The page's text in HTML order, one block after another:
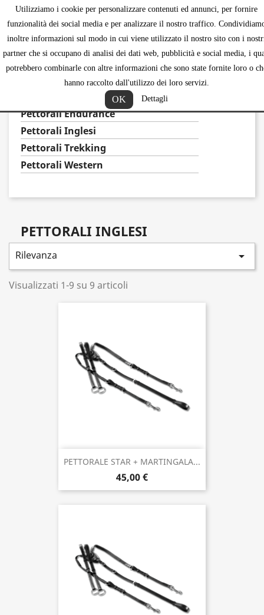
Utilizziamo i cookie per personalizzare contenuti ed annunci, per fornire
funzionalità dei social media e per analizzare il nostro traffico.
inoltre informazioni sul modo in cui viene utilizzato il nostro sito con i
partner che si occupano di analisi dei dati web, pubblicità e social media, i
potrebbero combinarle con altre informazioni che sono state fornite loro o
hanno raccolto dall'utilizzo dei loro servizi.
OK Dettagli

Pettorali Endurance
Pettorali Inglesi
Pettorali Trekking
Pettorali Western
PETTORALI INGLESI
Rilevanza 
Visualizzati 1-9 su 9 articoli
PETTORALE STAR + MARTINGALA...
45,00 €